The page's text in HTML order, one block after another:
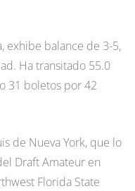
exhibe balance de 3-5,
Ha transitado 55.0
31 boletos por 42
de Nueva York, que lo
Draft Amateur en
Florida State